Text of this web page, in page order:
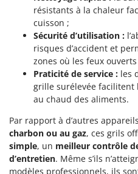
Rafraîchisseurs d'air
Rampes de
Râpes à fromage
Râteaux pour tracteur
Remplisseuses
Robots nettoyeurs de
Robots Tondeuses
Rogneuses de souches
GYS
Hailo
Helvi
Henx
HiKOKI
Honda
I
Idromatic
résistants à la chaleur
cuisson ;
Sécurité d’utilisation :
risques d’accident et
zones où les feux
Praticité de service : les
grille surélevée
au chaud des aliments.
Par rapport à d’autres
charbon ou au gaz, ces grils
simple, un meilleur contrôle
d’entretien. Même s’ils
modèles professionnels, ils